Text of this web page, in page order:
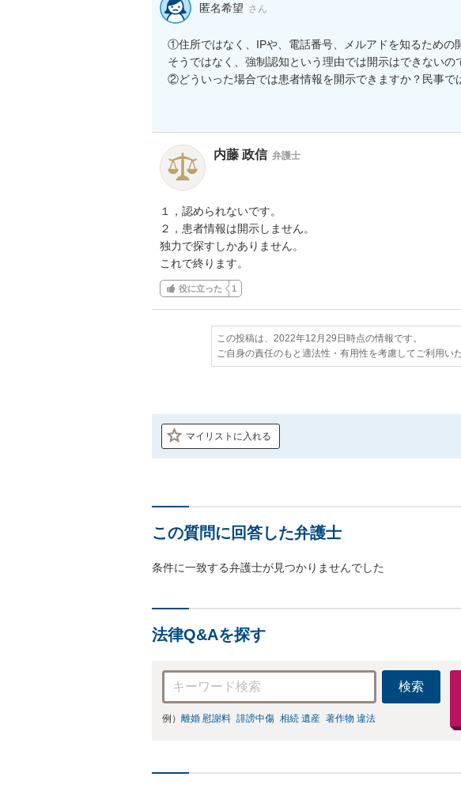
匿名希望 さん
①住所ではなく、IPや、電話番号、メルアドを知るための
そうではなく、強制認知という理由では開示はできないの
②どういった場合では患者情報を開示できますか？民事で
内藤 政信 弁護士
１，認められないです。
２，患者情報は開示しません。
独力で探すしかありません。
これで終ります。
役に立った 1
この投稿は、2022年12月29日時点の情報です。
ご自身の責任のもと適法性・有用性を考慮してご利用い
マイリストに入れる
この質問に回答した弁護士
条件に一致する弁護士が見つかりませんでした
法律Q&Aを探す
検索
例） 離婚 慰謝料 誹謗中傷 相続 遺産 著作物 違法